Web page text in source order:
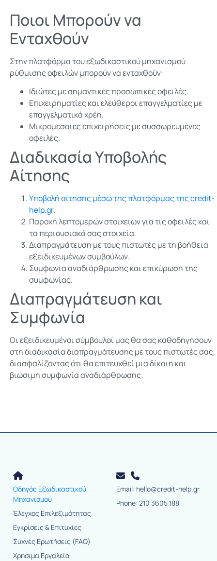
Ποιοι Μπορούν να
Ενταχθούν
Στην πλατφόρμα του εξωδικαστικού μηχανισμού
ρύθμισης οφειλών μπορούν να ενταχθούν:
Ιδιώτες με σημαντικές προσωπικές οφειλές.
Επιχειρηματίες και ελεύθεροι επαγγελματίες με
επαγγελματικά χρέη.
Μικρομεσαίες επιχειρήσεις με συσσωρευμένες
οφειλές.
Διαδικασία Υποβολής
Αίτησης
Υποβολή αίτησης μέσω της πλατφόρμας της credit-
help.gr.
Παροχή λεπτομερών στοιχείων για τις οφειλές και
τα περιουσιακά σας στοιχεία.
Διαπραγμάτευση με τους πιστωτές με τη βοήθεια
εξειδικευμένων συμβούλων.
Συμφωνία αναδιάρθρωσης και επικύρωση της
συμφωνίας.
Διαπραγμάτευση και
Συμφωνία
Οι εξειδικευμένοι σύμβουλοί μας θα σας καθοδηγήσουν
στη διαδικασία διαπραγμάτευσης με τους πιστωτές σας,
διασφαλίζοντας ότι θα επιτευχθεί μια δίκαιη και
βιώσιμη συμφωνία αναδιάρθρωσης.
Οδηγός Εξωδικαστικού
Μηχανισμού
Έλεγχος Επιλεξιμότητας
Εγκρίσεις & Επιτυχίες
Συχνές Ερωτήσεις (FAQ)
Χρήσιμα Εργαλεία
Email: hello@credit-help.gr
Phone: 210 3605 188